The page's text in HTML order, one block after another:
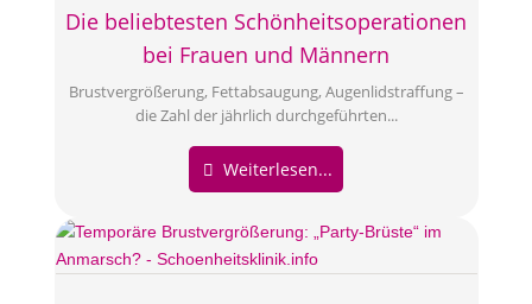
Die beliebtesten Schönheitsoperationen
bei Frauen und Männern
Brustvergrößerung, Fettabsaugung, Augenlidstraffung –
die Zahl der jährlich durchgeführten...
Weiterlesen...